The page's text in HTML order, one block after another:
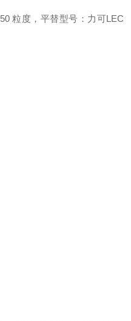
50粒度， 平替型号：力可LEC